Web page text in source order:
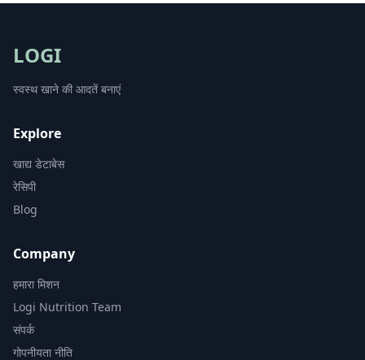
LOGI
स्वस्थ खाने की आदतें बनाएं
Explore
खाद्य डेटाबेस
रेसिपी
Blog
Company
हमारा मिशन
Logi Nutrition Team
संपर्क
गोपनीयता नीति